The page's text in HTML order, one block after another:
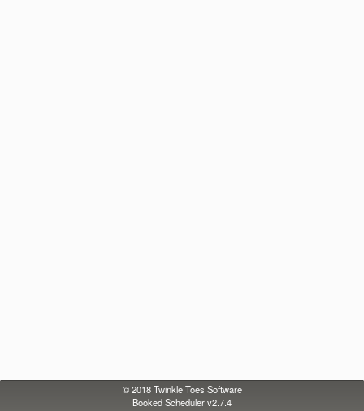
© 2018Twinkle Toes Software
Booked Scheduler v2.7.4